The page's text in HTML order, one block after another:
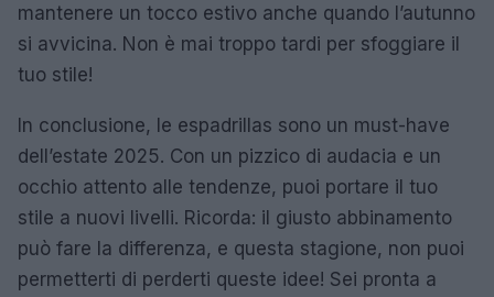
mantenere un tocco estivo anche quando l’autunno
si avvicina. Non è mai troppo tardi per sfoggiare il
tuo stile!
In conclusione, le espadrillas sono un must-have
dell’estate 2025. Con un pizzico di audacia e un
occhio attento alle tendenze, puoi portare il tuo
stile a nuovi livelli. Ricorda: il giusto abbinamento
può fare la differenza, e questa stagione, non puoi
permetterti di perderti queste idee! Sei pronta a